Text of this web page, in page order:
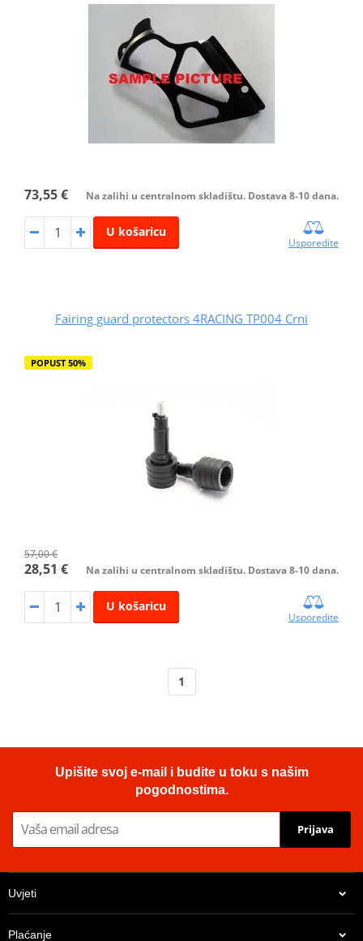
73,55 € Na zalihi u centralnom skladištu. Dostava 8-10 dana.
U košaricu
Usporedite
Fairing guard protectors 4RACING TP004 Crni
POPUST 50%
57,00 €
28,51 € Na zalihi u centralnom skladištu. Dostava 8-10 dana.
U košaricu
Usporedite
1
Upišite svoj e-mail i budite u toku s našim
pogodnostima.
Prijava
Uvjeti
Plaćanje